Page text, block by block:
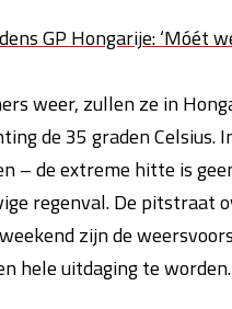
GP Hongarije: ‘Móét
weer, zullen ze in
de 35 graden Celsius.
– de extreme hitte is
regenval. De pitstraat
zijn de
hele uitdaging te worden.